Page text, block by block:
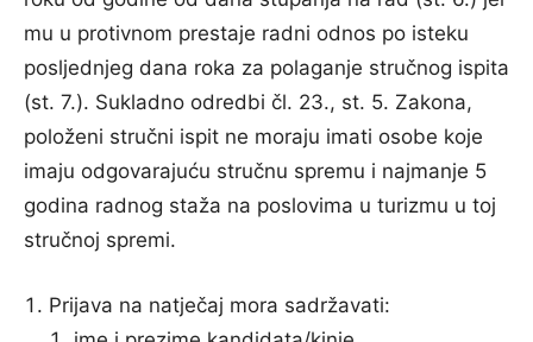
mu u protivnom prestaje radni odnos po isteku
posljednjeg dana roka za polaganje stručnog ispita
(st. 7.). Sukladno odredbi čl. 23., st. 5. Zakona,
položeni stručni ispit ne moraju imati osobe koje
imaju odgovarajuću stručnu spremu i najmanje 5
godina radnog staža na poslovima u turizmu u toj
stručnoj spremi.
Prijava na natječaj mora sadržavati: